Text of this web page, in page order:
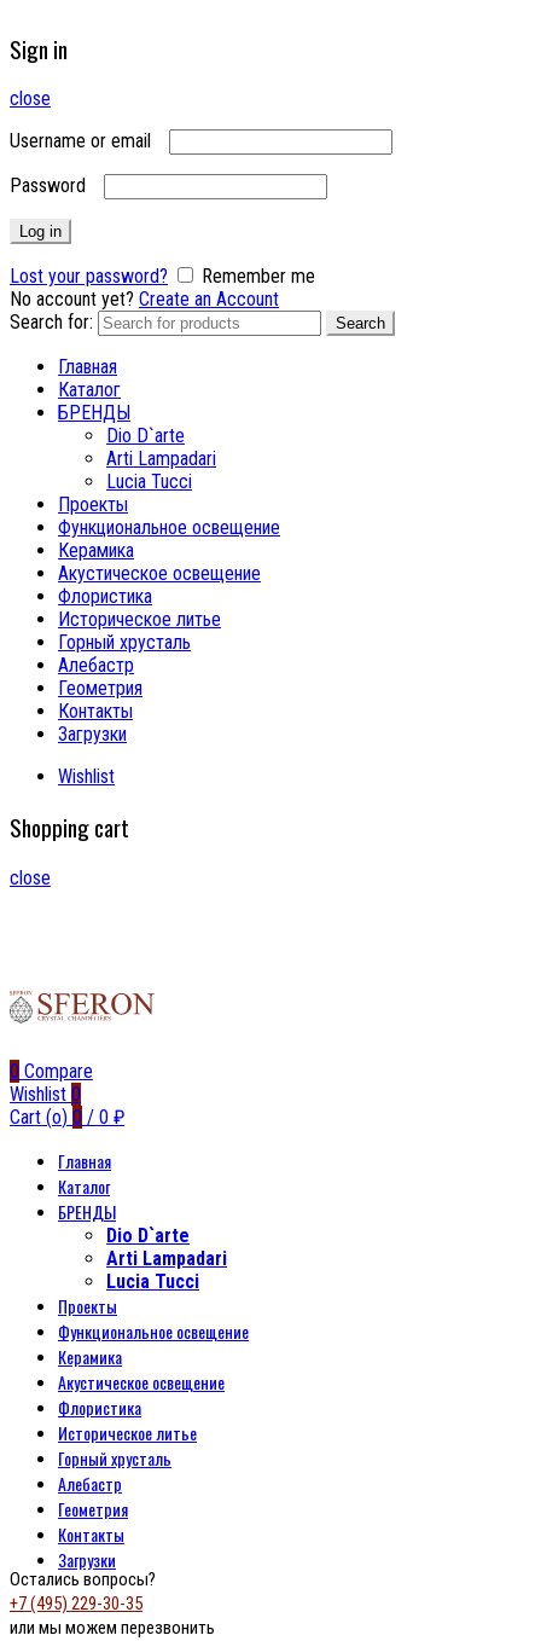
Sign in
close
Username or email
Password
Log in
Lost your password?
Remember me
No account yet? Create an Account
Search for:
Search
Главная
Каталог
БРЕНДЫ
Dio D`arte
Arti Lampadari
Lucia Tucci
Проекты
Функциональное освещение
Керамика
Акустическое освещение
Флористика
Историческое литье
Горный хрусталь
Алебастр
Геометрия
Контакты
Загрузки
Wishlist
Shopping cart
close
0 Compare
Wishlist 0
Cart (o) 0 / 0 ₽
Главная
Каталог
БРЕНДЫ
Dio D`arte
Arti Lampadari
Lucia Tucci
Проекты
Функциональное освещение
Керамика
Акустическое освещение
Флористика
Историческое литье
Горный хрусталь
Алебастр
Геометрия
Контакты
Загрузки
Остались вопросы?
+7 (495) 229-30-35
или мы можем перезвонить